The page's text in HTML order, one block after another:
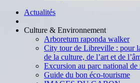
Actualités
Culture & Environnement
Arboretum raponda walker
City tour de Libreville : pour
de la culture, de l’art et de
Excursion au parc national
Guide du bon éco-tourisme